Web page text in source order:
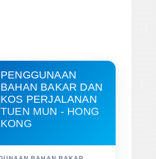
PENGGUNAAN
BAHAN BAKAR DAN
KOS PERJALANAN
TUEN MUN - HONG
KONG